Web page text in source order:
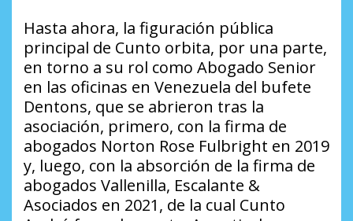
Hasta ahora, la figuración pública
principal de Cunto orbita, por una parte,
en torno a su rol como Abogado Senior
en las oficinas en Venezuela del bufete
Dentons, que se abrieron tras la
asociación, primero, con la firma de
abogados Norton Rose Fulbright en 2019
y, luego, con la absorción de la firma de
abogados Vallenilla, Escalante &
Asociados en 2021, de la cual Cunto